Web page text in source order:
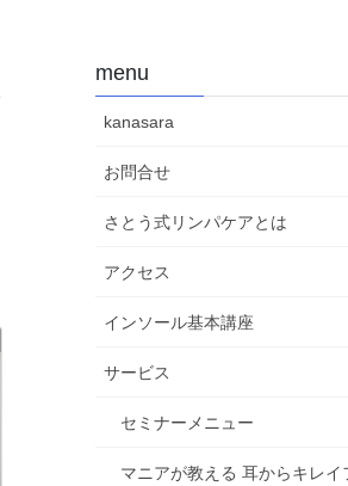
menu
kanasara
お問合せ
さとう式リンパケアとは
アクセス
インソール基本講座
サービス
セミナーメニュー
マニアが教える 耳からキレイ